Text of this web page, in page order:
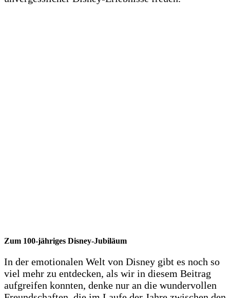
Zum 100-jähriges Disney-Jubiläum
In der emotionalen Welt von Disney gibt es noch so
viel mehr zu entdecken, als wir in diesem Beitrag
aufgreifen konnten, denke nur an die wundervollen